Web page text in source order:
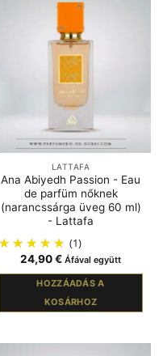
LATTAFA
Ana Abiyedh Passion - Eau
de parfüm nőknek
(narancssárga üveg 60 ml)
- Lattafa
(1)
24,90€ Áfával együtt
HOZZÁADÁS A
KOSÁRHOZ